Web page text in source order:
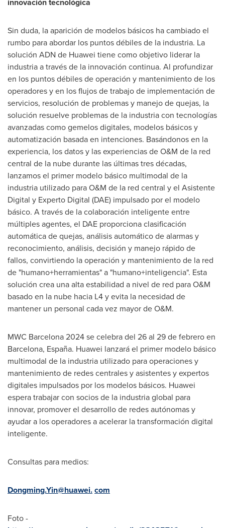
Sin duda, la aparición de modelos básicos ha cambiado el
rumbo para abordar los puntos débiles de la industria. La
solución ADN de Huawei tiene como objetivo liderar la
industria a través de la innovación continua. Al profundizar
en los puntos débiles de operación y mantenimiento de los
operadores y en los flujos de trabajo de implementación de
servicios, resolución de problemas y manejo de quejas, la
solución resuelve problemas de la industria con tecnologías
avanzadas como gemelos digitales, modelos básicos y
automatización basada en intenciones. Basándonos en la
experiencia, los datos y las experiencias de O&M de la red
central de la nube durante las últimas tres décadas,
lanzamos el primer modelo básico multimodal de la
industria utilizado para O&M de la red central y el Asistente
Digital y Experto Digital (DAE) impulsado por el modelo
básico. A través de la colaboración inteligente entre
múltiples agentes, el DAE proporciona clasificación
automática de quejas, análisis automático de alarmas y
reconocimiento, análisis, decisión y manejo rápido de
fallos, convirtiendo la operación y mantenimiento de la red
de "humano+herramientas" a "humano+inteligencia". Esta
solución crea una alta estabilidad a nivel de red para O&M
basado en la nube hacia L4 y evita la necesidad de
mantener un personal cada vez mayor de O&M.
MWC Barcelona 2024 se celebra del 26 al 29 de febrero en
Barcelona, España. Huawei lanzará el primer modelo básico
multimodal de la industria utilizado para operaciones y
mantenimiento de redes centrales y asistentes y expertos
digitales impulsados por los modelos básicos. Huawei
espera trabajar con socios de la industria global para
innovar, promover el desarrollo de redes autónomas y
ayudar a los operadores a acelerar la transformación digital
inteligente.
Consultas para medios:
Dongming.Yin@huawei.com
Foto -